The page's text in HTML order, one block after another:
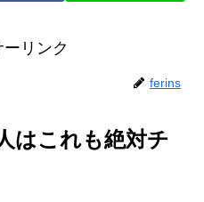
リンク
ferins
はこれも絶対チ